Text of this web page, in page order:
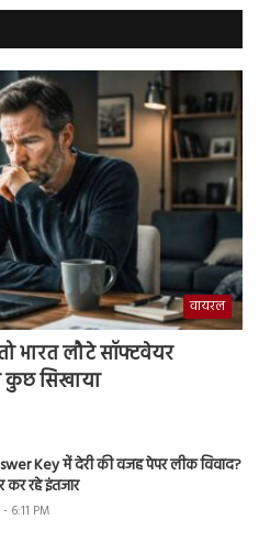
वायरल
भारत लौटे सॉफ्टवेयर
कुछ सिखाया
Key में देरी की वजह पेपर लीक विवाद?
कर रहे इंतजार
6:11 PM